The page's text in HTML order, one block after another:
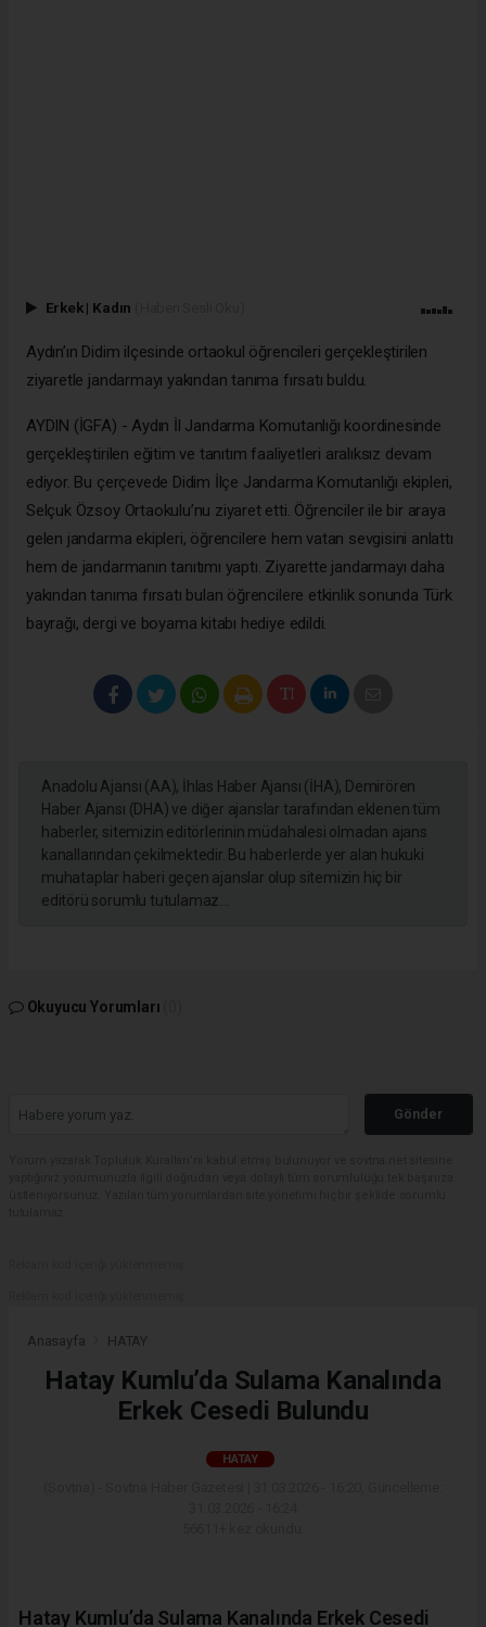
Erkek | Kadın
Aydın’ın Didim ilçesinde ortaokul öğrencileri gerçekleştirilen
ziyaretle jandarmayı yakından tanıma fırsatı buldu.
AYDIN (İGFA) - Aydın İl Jandarma Komutanlığı koordinesinde
gerçekleştirilen eğitim ve tanıtım faaliyetleri aralıksız devam
ediyor. Bu çerçevede Didim İlçe Jandarma Komutanlığı ekipleri,
Selçuk Özsoy Ortaokulu’nu ziyaret etti. Öğrenciler ile bir araya
gelen jandarma ekipleri, öğrencilere hem vatan sevgisini anlattı
hem de jandarmanın tanıtımı yaptı. Ziyarette jandarmayı daha
yakından tanıma fırsatı bulan öğrencilere etkinlik sonunda Türk
bayrağı, dergi ve boyama kitabı hediye edildi.
Anadolu Ajansı (AA), İhlas Haber Ajansı (İHA), Demirören
Haber Ajansı (DHA) ve diğer ajanslar tarafından eklenen tüm
haberler, sitemizin editörlerinin müdahalesi olmadan ajans
kanallarından çekilmektedir. Bu haberlerde yer alan hukuki
muhataplar haberi geçen ajanslar olup sitemizin hiç bir
editörü sorumlu tutulamaz...
Okuyucu Yorumları
Gönder
Anasayfa HATAY
Hatay Kumlu’da Sulama Kanalında
Erkek Cesedi Bulundu
HATAY
Hatay Kumlu’da Sulama Kanalında Erkek Cesedi